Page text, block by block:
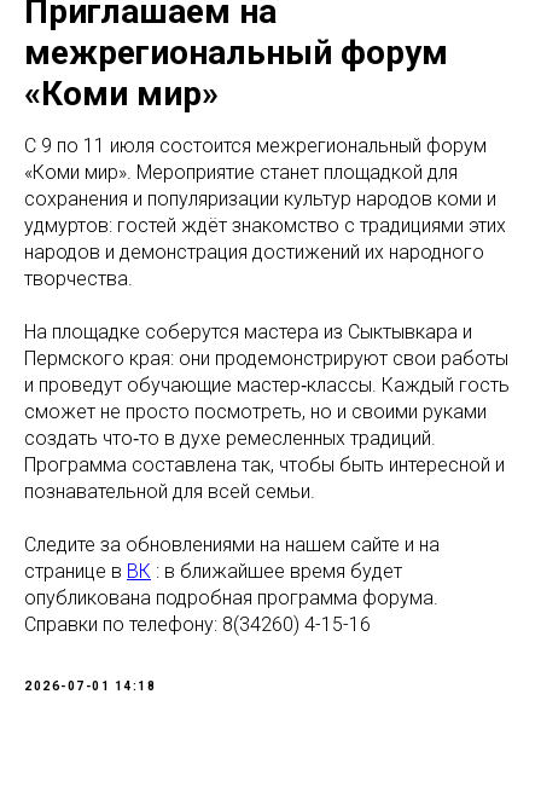
Приглашаем на
межрегиональный форум
«Коми мир»
С 9 по 11 июля состоится межрегиональный форум
«Коми мир». Мероприятие станет площадкой для
сохранения и популяризации культур народов коми и
удмуртов: гостей ждёт знакомство с традициями этих
народов и демонстрация достижений их народного
творчества.
На площадке соберутся мастера из Сыктывкара и
Пермского края: они продемонстрируют свои работы
и проведут обучающие мастер‑классы. Каждый гость
сможет не просто посмотреть, но и своими руками
создать что‑то в духе ремесленных традиций.
Программа составлена так, чтобы быть интересной и
познавательной для всей семьи.
Следите за обновлениями на нашем сайте и на
странице в ВК : в ближайшее время будет
опубликована подробная программа форума.
Справки по телефону: 8(34260) 4-15-16
2026-07-01 14:18